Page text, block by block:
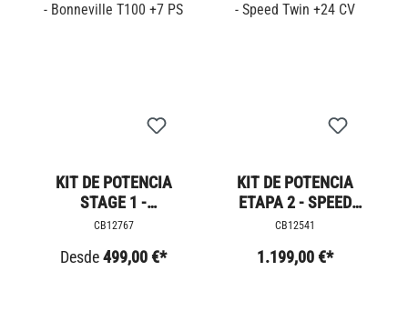
KIT DE POTENCIA
STAGE 1 -
BONNEVILLE T100 +7
CB12767
Desde499,00 €*
KIT DE POTENCIA
ETAPA 2 - SPEED
TWIN +24 CV
CB12541
1.199,00 €*